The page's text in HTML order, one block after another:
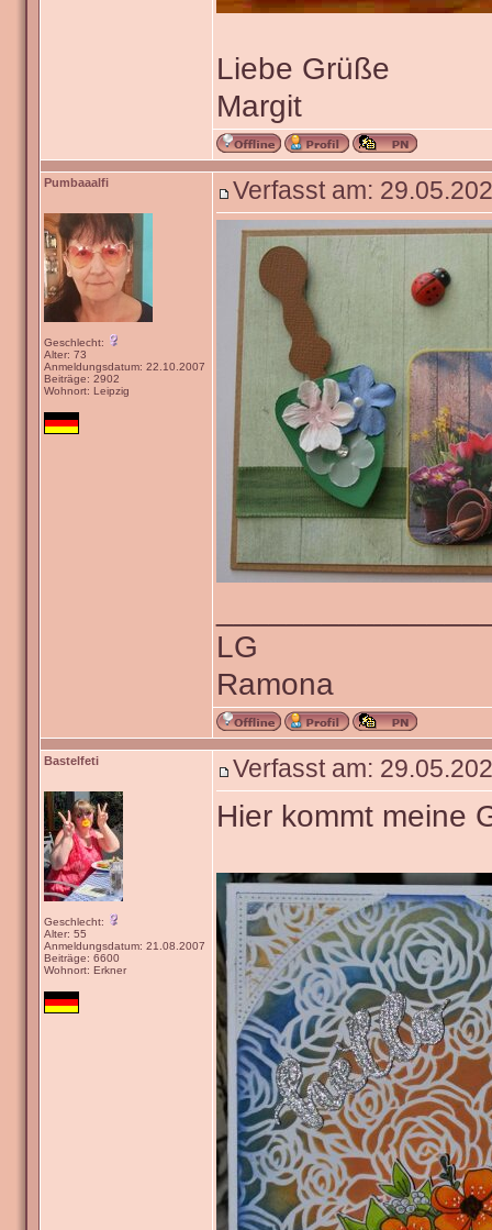
Liebe Grüße
Margit
Pumbaaalfi
Geschlecht:
Alter: 73
Anmeldungsdatum: 22.10.2007
Beiträge: 2902
Wohnort: Leipzig
Verfasst am:
LG
Ramona
Bastelfeti
Geschlecht:
Alter: 55
Anmeldungsdatum: 21.08.2007
Beiträge: 6600
Wohnort: Erkner
Verfasst am:
Hier kommt meine